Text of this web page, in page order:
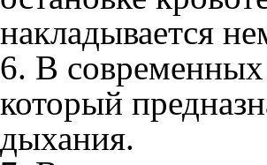
накладывается
6. В современных
который
дыхания.